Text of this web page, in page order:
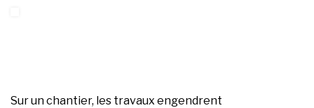
Sur un chantier, les travaux engendrent